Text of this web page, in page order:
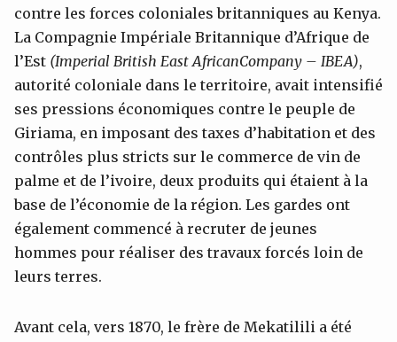
contre les forces coloniales britanniques au Kenya.
La Compagnie Impériale Britannique d’Afrique de
l’Est (Imperial British EastAfricanCompany – IBEA),
autorité coloniale dans le territoire, avait intensifié
ses pressions économiques contre le peuple de
Giriama, en imposant des taxes d’habitation et des
contrôles plus stricts sur le commerce de vin de
palme et de l’ivoire, deux produits qui étaient à la
base de l’économie de la région. Les gardes ont
également commencé à recruter de jeunes
hommes pour réaliser des travaux forcés loin de
leurs terres.
Avant cela, vers 1870, le frère de Mekatilili a été